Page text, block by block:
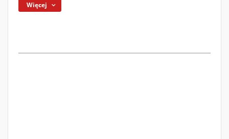
Więcej